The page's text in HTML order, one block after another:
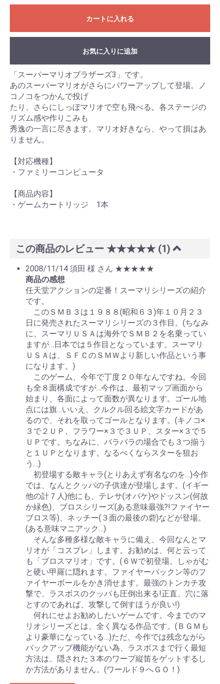
カートに入れる
お気に入りに追加
「スーパーマリオブラザーズ3」です。
あのスーパーマリオがさらにパワーアップして登場。ノ
コノコをつかんで投げ
たり、さらにしっぽマリオで空も飛べる。各ステージの
リズム感や作りこみも
秀逸の一言に尽きます。マリオ好きなら、やって損はあ
りません。
【対応機種】
・ファミリーコンピュータ
【商品内容】
・ゲームカートリッジ 1本
この商品のレビュー ★★★★★ (1)
2008/11/14 須田 様 さん ★★★★★
商品の感想
任天堂アクションの定番！スーマリシリーズの紹介
です。
このＳＭＢ３は１９８８(昭和６３)年１０月２３
日に発売されたスーマリシリーズの３作目。(ちなみ
に、スーマリＵＳＡは海外でＳＭＢ２を名乗ってい
ますが…日本では５作目となっています。スーマリ
ＵＳＡは、ＳＦＣのＳＭＷより新しい作品という事
になります。)
このゲーム、今年で丁度２０年なんですね。今回
も全８面構成ですが…今作は、最初マップ画面から
始まり、各面によって面数が異なります。ゴール地
点には旗…いいえ、クルクル回る絵文字カードがあ
るので、それを取ってゴールとなります。(キノコ×
３で２ＵＰ、フラワー×３で３ＵＰ、スター×３で５
ＵＰです。ちなみに、バラバラの場合でも３つ揃う
と１ＵＰとなります。なるべくならスターを狙お
う…)
初登場する敵キャラ(とりあえず有名なのを…)今作
では、なんとクッパの子供達が登場します。(イギー
他の計７人)他にも、テレサ(オバケ)やドッスン(何故
か緑色)、ブロスシリーズ(ある意味最強?!ファイヤー
ブロス等)、ネッチー(３面の最後の砦)などが登場。
(ある意味マニアック…)
そんな多種多様な敵キャラに備え、今回なんとマ
リオが「コスプレ」します。お勧めは、何と云って
も「ブロスマリオ」です。(６Ｗで初登場。しゃがむ
と硬い甲羅に隠れます。ファイヤーパックン等のフ
ァイヤーボールをかき消せます。最強のトンカチ攻
撃で、ラスボスのクッパも圧倒出来る!正直、穴に落
とすのであれば、攻撃して倒すほうが良い!)
何れにせよお勧めしたいゲームです。今までのマ
リオシリーズとは、全く異なる作品です。(ＢＧＭも
より豪華になっている…)ただ、今作では残念ながら
バックアップ機能がない為、ラスボスまで行く最短
方法は、隠された３本のワープ縦笛をゲットするし
か方法がありません。(ワールド９へＧＯ！)